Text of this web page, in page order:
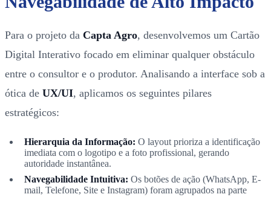
Para o projeto da Capta Agro, desenvolvemos um Cartão
Digital Interativo focado em eliminar qualquer obstáculo
entre o consultor e o produtor. Analisando a interface sob a
ótica de UX/UI, aplicamos os seguintes pilares
estratégicos:
Hierarquia da Informação: O layout prioriza a identificação
imediata com o logotipo e a foto profissional, gerando
autoridade instantânea.
Navegabilidade Intuitiva: Os botões de ação (WhatsApp, E-
mail, Telefone, Site e Instagram) foram agrupados na parte